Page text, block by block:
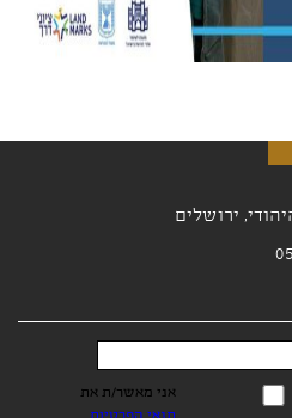
אני מאשר/ת את